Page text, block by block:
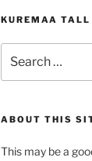
KUREMAA TALL
for:
ABOUT THIS
This may be a